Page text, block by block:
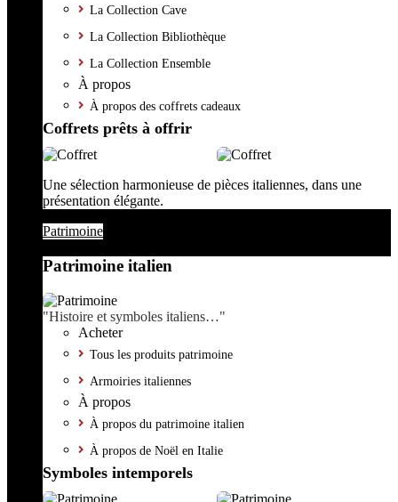
La Collection Cave
La Collection Bibliothèque
La Collection Ensemble
À propos
À propos des coffrets cadeaux
Coffrets prêts à offrir
Une sélection harmonieuse de pièces italiennes, dans une
présentation élégante.
Patrimoine
Patrimoine italien
"Histoire et symboles italiens…"
Acheter
Tous les produits patrimoine
Armoiries italiennes
À propos
À propos du patrimoine italien
À propos de Noël en Italie
Symboles intemporels